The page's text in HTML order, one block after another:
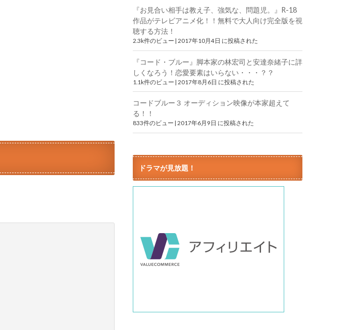
『お見合い相手は教え子、強気な、問題児。』R-18
作品がテレビアニメ化！！無料で大人向け完全版を視
聴する方法！
2.3k件のビュー | 2017年10月4日 に投稿された
『コード・ブルー』脚本家の林宏司と安達奈緒子に詳
しくなろう！恋愛要素はいらない・・・？？
1.1k件のビュー | 2017年8月6日 に投稿された
コードブルー３ オーディション映像が本家超えて
る！！
833件のビュー 2017年6月9日 に投稿された
ドラマが見放題！